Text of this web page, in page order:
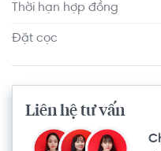
Thời hạn hợp đồng
Đặt cọc
Liên hệ tư vấn